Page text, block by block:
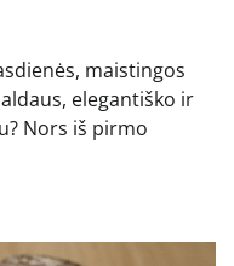
maistingos
elegantiško ir
Nors iš pirmo